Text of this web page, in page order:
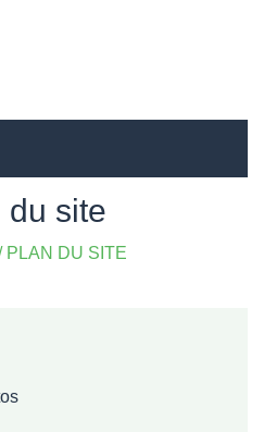
du site
PLAN DU SITE